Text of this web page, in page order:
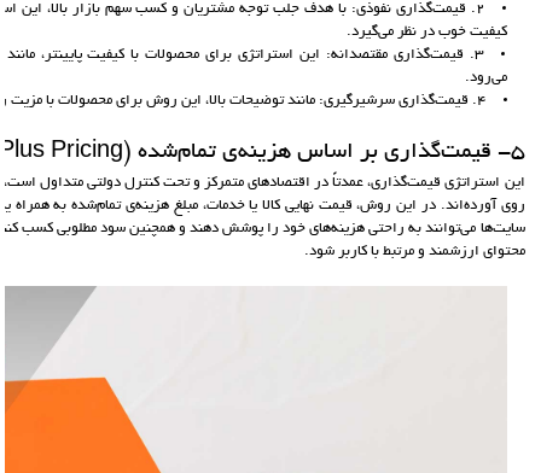
2. قیمت‌گذاری نفوذی: با هدف جلب توجه مشتریان و کسب سهم بازار بالا، این
کیفیت خوب در نظر می‌گیرد.
3. قیمت‌گذاری مقتصدانه: این استراتژی برای محصولات با کیفیت پایینتر،
می‌رود.
4. قیمت‌گذاری سرشیرگیری: مانند توضیحات بالا، این روش برای محصولات با مزیت رقابتی بالا اما ناپایدار استفاده می‌شود.
5- قیمت‌گذاری بر اساس هزینه‌ی تمام‌شده (Cost-Plus Pricing):
این استراتژی قیمت‌گذاری، عمدتاً در اقتصادهای متمرکز و تحت کنترل دولتی متداول است،
روی آورده‌اند. در این روش، قیمت نهایی کالا یا خدمات، مبلغ هزینه‌ی تمام‌شده به
سایت‌ها می‌توانند به راحتی هزینه‌های خود را پوشش دهند و همچنین سود مطلوبی کسب
محتوای ارزشمند و مرتبط با کاربر شود.